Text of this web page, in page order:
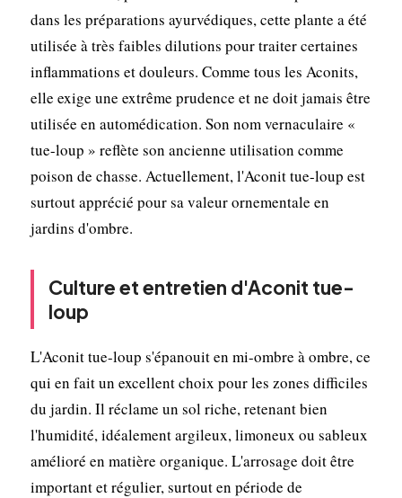
dans les préparations ayurvédiques, cette plante a été
utilisée à très faibles dilutions pour traiter certaines
inflammations et douleurs. Comme tous les Aconits,
elle exige une extrême prudence et ne doit jamais être
utilisée en automédication. Son nom vernaculaire «
tue-loup » reflète son ancienne utilisation comme
poison de chasse. Actuellement, l'Aconit tue-loup est
surtout apprécié pour sa valeur ornementale en
jardins d'ombre.
Culture et entretien d'Aconit tue-
loup
L'Aconit tue-loup s'épanouit en mi-ombre à ombre, ce
qui en fait un excellent choix pour les zones difficiles
du jardin. Il réclame un sol riche, retenant bien
l'humidité, idéalement argileux, limoneux ou sableux
amélioré en matière organique. L'arrosage doit être
important et régulier, surtout en période de